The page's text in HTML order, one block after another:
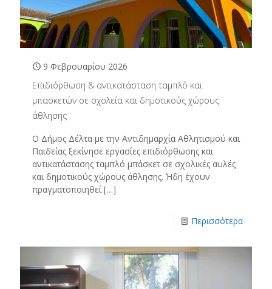
9 Φεβρουαρίου 2026
Επιδιόρθωση & αντικατάσταση ταμπλό και
μπασκετών σε σχολεία και δημοτικούς χώρους
άθλησης
Ο Δήμος Δέλτα με την Αντιδημαρχία Αθλητισμού και
Παιδείας ξεκίνησε εργασίες επιδιόρθωσης και
αντικατάστασης ταμπλό μπάσκετ σε σχολικές αυλές
και δημοτικούς χώρους άθλησης. Ήδη έχουν
πραγματοποιηθεί[…]
Περισσότερα